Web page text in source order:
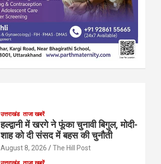
उत्तराखंड ताजा खबरें
हल्द्वानी में खरगे ने फूंका चुनावी बिगुल, मोदी-
शाह को दी संसद में बहस की चुनौती
August 8, 2026 The Hill Post